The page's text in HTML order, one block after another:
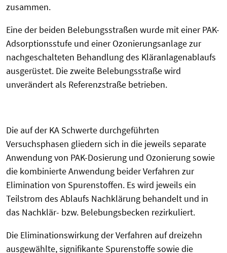
zusammen.
Eine der beiden Belebungsstraßen wurde mit einer PAK-
Adsorptionsstufe und einer Ozonierungsanlage zur
nachgeschalteten Behandlung des Kläranlagenablaufs
ausgerüstet. Die zweite Belebungsstraße wird
unverändert als Referenzstraße betrieben.
Die auf der KA Schwerte durchgeführten
Versuchsphasen gliedern sich in die jeweils separate
Anwendung von PAK-Dosierung und Ozonierung sowie
die kombinierte Anwendung beider Verfahren zur
Elimination von Spurenstoffen. Es wird jeweils ein
Teilstrom des Ablaufs Nachklärung behandelt und in
das Nachklär- bzw. Belebungsbecken rezirkuliert.
Die Eliminationswirkung der Verfahren auf dreizehn
ausgewählte, signifikante Spurenstoffe sowie die